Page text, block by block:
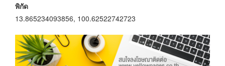
พิกัด
13.865234093856, 100.62522742723